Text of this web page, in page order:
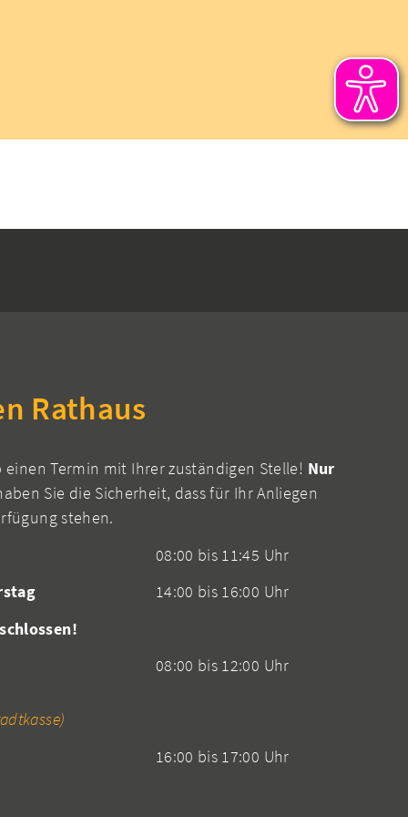
Rathaus
Termin mit Ihrer zuständigen Stelle! Nur
Sie die Sicherheit, dass für Ihr Anliegen
stehen.
08:00 bis 11:45 Uhr
14:00 bis 16:00 Uhr
08:00 bis 12:00 Uhr
16:00 bis 17:00 Uhr